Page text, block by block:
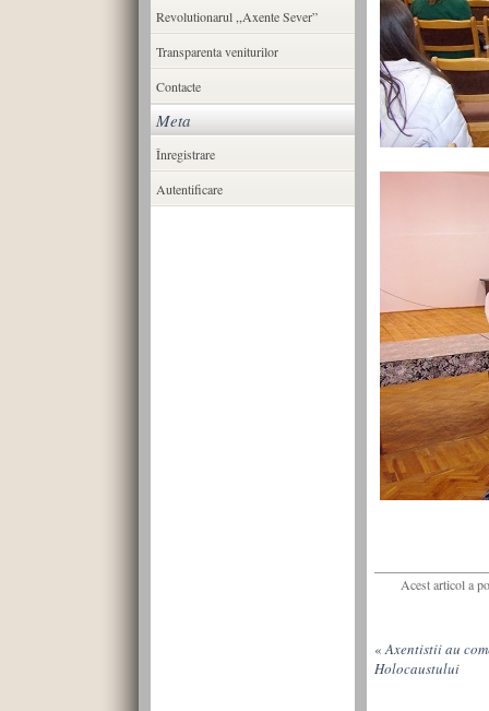
Acest articol a
«Axentistii au
Holocaustului
Revolutionarul ,,Axente Sever”
Transparenta veniturilor
Contacte
Meta
Înregistrare
Autentificare